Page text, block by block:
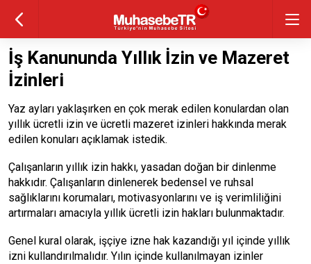
İş Kanununda Yıllık İzin ve Mazeret
İzinleri
Yaz ayları yaklaşırken en çok merak edilen konulardan olan
yıllık ücretli izin ve ücretli mazeret izinleri hakkında merak
edilen konuları açıklamak istedik.
Çalışanların yıllık izin hakkı, yasadan doğan bir dinlenme
hakkıdır. Çalışanların dinlenerek bedensel ve ruhsal
sağlıklarını korumaları, motivasyonlarını ve iş verimliliğini
artırmaları amacıyla yıllık ücretli izin hakları bulunmaktadır.
Genel kural olarak, işçiye izne hak kazandığı yıl içinde yıllık
izni kullandırılmalıdır. Yılın içinde kullanılmayan izinler